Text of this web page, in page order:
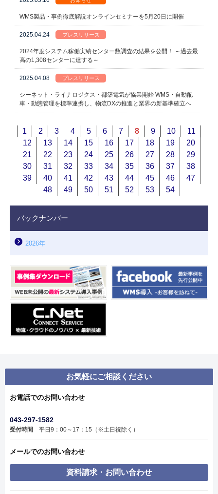
WMS製品・事例徹底解説オンラインセミナーを5月20日に開催
2025.04.24 プレスリリース
2024年度システム稼働実績センター数調査の結果を公開！ ～過去最
高の1,308センターに達する～
2025.04.08 プレスリリース
シーネット・ライナロジクス・都築電気が協業開始 WMS・自動配
車・動態管理を標準連携し、物流DXの推進と業界の新基準確立へ
1 2 3 4 5 6 7 8 9 10
11
12
13 14 15 16 17 18 19
20
21
22 23 24 25 26 27 28
29
30
31 32 33 34 35 36 37
38
39
40 41 42 43 44 45 46
47
48
49 50 51 52 53 54
バックナンバー
2026年
お気軽にご相談ください
お電話でのお問い合わせ
043-297-1582
受付時間 平日9：00～17：15（※土日祝除く）
メールでのお問い合わせ
資料請求・お問い合わせ